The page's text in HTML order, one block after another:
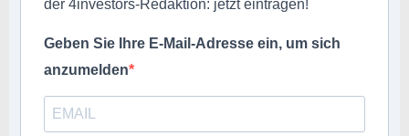
der 4investors-Redaktion: jetzt eintragen!
Geben Sie Ihre E-Mail-Adresse ein, um sich
anzumelden